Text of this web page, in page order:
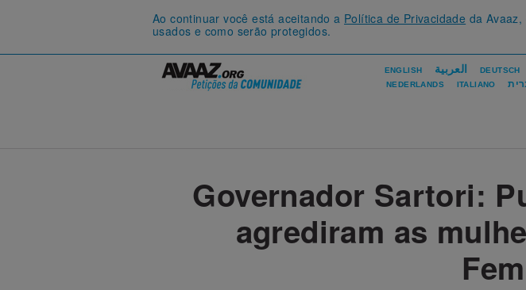
Ao continuar você está aceitando a Política de Privacidade da
usados e como serão protegidos.
ENGLISH العربية DEUTSCH
NEDERLANDS ITALIANO
Governador Sartori:
agrediram as